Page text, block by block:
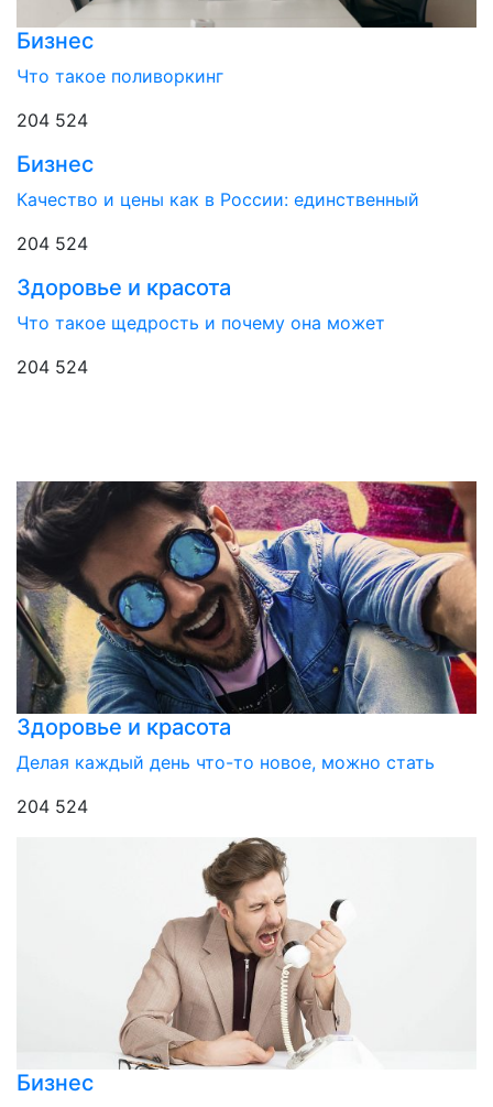
Бизнес
Что такое поливоркинг
204 524
Бизнес
Качество и цены как в России: единственный
204 524
Здоровье и красота
Что такое щедрость и почему она может
204 524
Здоровье и красота
Делая каждый день что-то новое, можно стать
204 524
Бизнес